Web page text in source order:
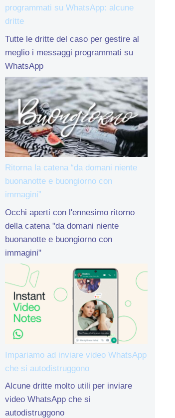
programmati su WhatsApp: alcune
dritte
Tutte le dritte del caso per gestire al
meglio i messaggi programmati su
WhatsApp
Ritorna la catena “da domani niente
buonanotte e buongiorno con
immagini”
Occhi aperti con l'ennesimo ritorno
della catena "da domani niente
buonanotte e buongiorno con
immagini"
Impariamo ad inviare video WhatsApp
che si autodistruggono
Alcune dritte molto utili per inviare
video WhatsApp che si
autodistruggono